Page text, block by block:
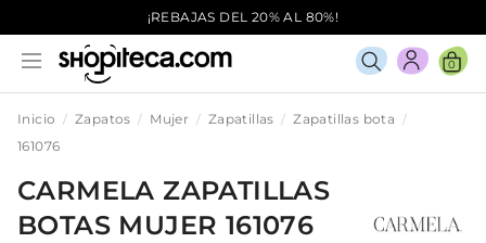
¡REBAJAS DEL 20% AL 80%!
0
Inicio Zapatos Mujer Zapatillas
Zapatillas bota
161076
CARMELA ZAPATILLAS
BOTAS MUJER 161076